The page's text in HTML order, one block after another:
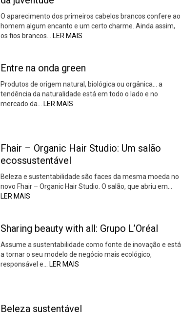
O aparecimento dos primeiros cabelos brancos confere ao
homem algum encanto e um certo charme. Ainda assim,
os fios brancos…
LER MAIS
Entre na onda green
Produtos de origem natural, biológica ou orgânica… a
tendência da naturalidade está em todo o lado e no
mercado da…
LER MAIS
Fhair – Organic Hair Studio: Um salão
ecossustentável
Beleza e sustentabilidade são faces da mesma moeda no
novo Fhair – Organic Hair Studio. O salão, que abriu em…
LER MAIS
Sharing beauty with all: Grupo L’Oréal
Assume a sustentabilidade como fonte de inovação e está
a tornar o seu modelo de negócio mais ecológico,
responsável e…
LER MAIS
Beleza sustentável